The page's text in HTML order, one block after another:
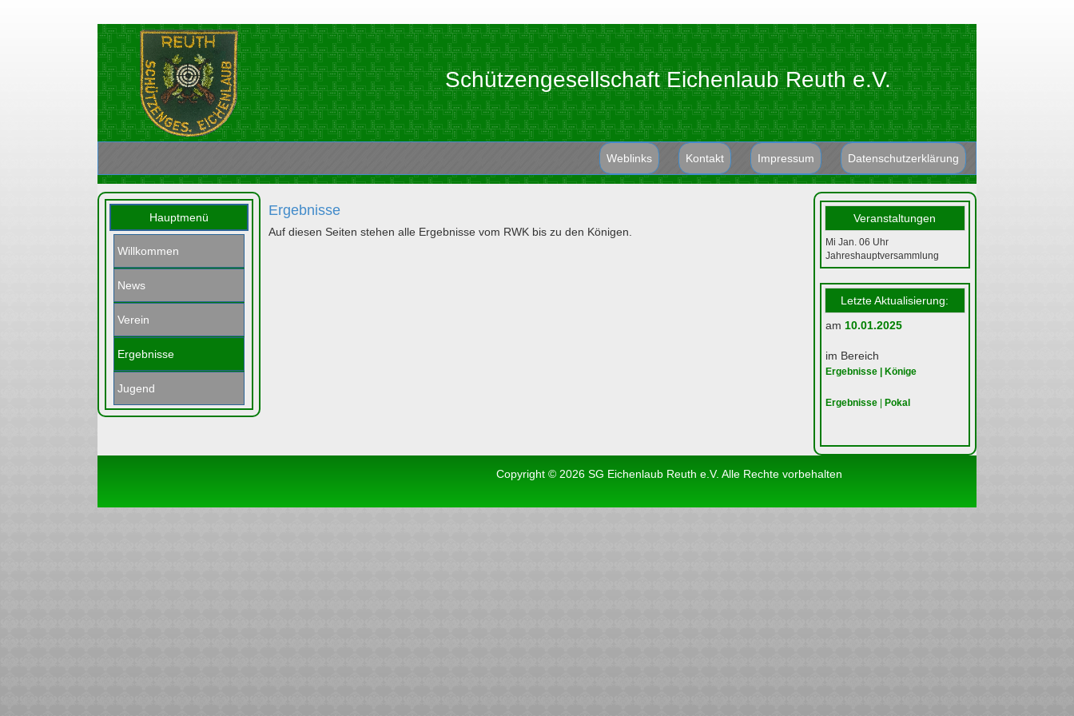
Weblinks Kontakt Impressum Datenschutzerklärung
Schützengesellschaft Eichenlaub Reuth e.V.
Hauptmenü
Willkommen
News
Verein
Ergebnisse
Jugend
Ergebnisse
Auf diesen Seiten stehen alle Ergebnisse vom RWK bis zu den Königen.
Veranstaltungen
Mi Jan. 06 Uhr
Jahreshauptversammlung
Letzte Aktualisierung:
am 10.01.2025
im Bereich
Ergebnisse | Könige
Ergebnisse| Pokal
Copyright © 2026 SG Eichenlaub Reuth e.V. Alle Rechte vorbehalten